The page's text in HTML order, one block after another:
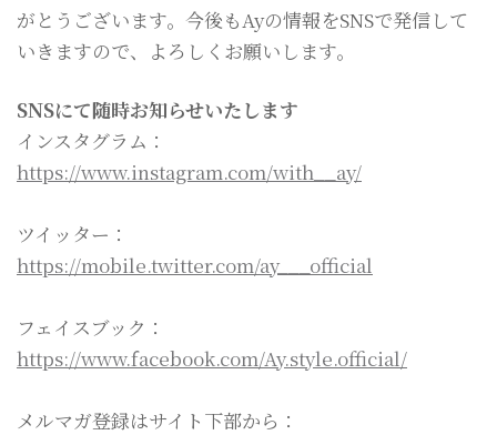
がとうございます。今後もAyの情報をSNSで発信して
いきますので、よろしくお願いします。
SNSにて随時お知らせいたします
インスタグラム：
https://www.instagram.com/with__ay/
ツイッター：
https://mobile.twitter.com/ay___official
フェイスブック：
https://www.facebook.com/Ay.style.official/
メルマガ登録はサイト下部から：